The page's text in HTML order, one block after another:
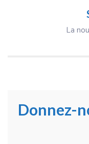
La
Donnez-